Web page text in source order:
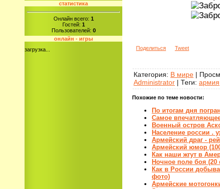
статистика
Онлайн всего: 1
Гостей: 1
Пользователей: 0
онлайн - игры
загрузка...
Поделиться Tweet
Категория: В мире |
Administrator | Теги: армия
Похожие по теме новости:
По итогам дня
Самое
Военный остров
Население россии .
Армейский драг -
Армейский юмор
Как наши жгут в
Ночное поле боя (20
Как в России
фото)
Армейские